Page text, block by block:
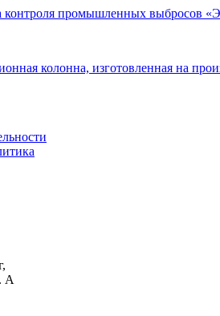
контроля промышленных выбросов
колонна, изготовленная на
А